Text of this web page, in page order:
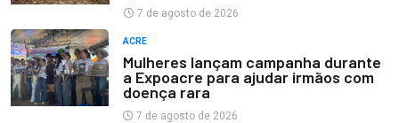
7 de agosto de 2026
ACRE
Mulheres lançam campanha durante
a Expoacre para ajudar irmãos com
doença rara
7 de agosto de 2026